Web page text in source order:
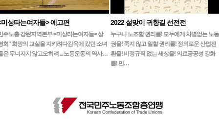
미싱타는여자들> 예고편
주노총 강원지역본부 <미싱타는여자들> 상
회" 희망의 교실을 지키려다감옥에 갔던 소녀
은 무너지지 않고오히려 ... 노동운동의 역사…
2022 설맞이 귀향길 선전전
누구나 노조할 권리를! 모두에게 차별없는 노동
권을! 죽지 않고 일할 권리를! 정의로운 산업전
환을! 비정규직 없는 세상을! 의료공공성 강화
를! 민…